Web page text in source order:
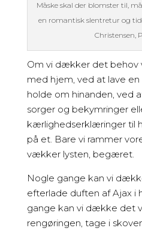
Måske skal der blomster til,
en romantisk slentretur og tid
Christensen,
Om vi dækker det behov
med hjem, ved at lave
holde om hinanden, ved
sorger og bekymringer
kærlighedserklæringer til
på et. Bare vi rammer
vækker lysten, begæret.
Nogle gange kan vi
efterlade duften af Ajax i
gange kan vi dække det
rengøringen, tage i